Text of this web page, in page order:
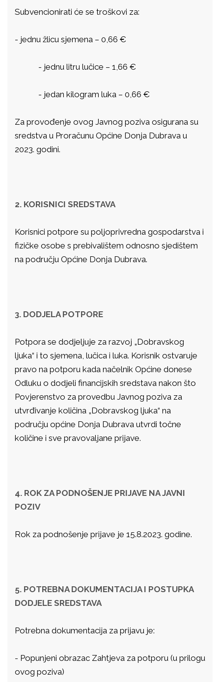
Subvencionirati će se troškovi za:
- jednu žlicu sjemena – 0,66 €
- jednu litru lučice – 1,66 €
- jedan kilogram luka – 0,66 €
Za provođenje ovog Javnog poziva osigurana su
sredstva u Proračunu Općine Donja Dubrava u
2023. godini.
2. KORISNICI SREDSTAVA
Korisnici potpore su poljoprivredna gospodarstva i
fizičke osobe s prebivalištem odnosno sjedištem
na području Općine Donja Dubrava.
3. DODJELA POTPORE
Potpora se dodjeljuje za razvoj „Dobravskog
ljuka“ i to sjemena, lučica i luka. Korisnik ostvaruje
pravo na potporu kada načelnik Općine donese
Odluku o dodjeli financijskih sredstava nakon što
Povjerenstvo za provedbu Javnog poziva za
utvrđivanje količina „Dobravskog ljuka“ na
području općine Donja Dubrava utvrdi točne
količine i sve pravovaljane prijave.
4. ROK ZA PODNOŠENJE PRIJAVE NA JAVNI
POZIV
Rok za podnošenje prijave je 15.8.2023. godine.
5. POTREBNA DOKUMENTACIJA I POSTUPKA
DODJELE SREDSTAVA
Potrebna dokumentacija za prijavu je:
- Popunjeni obrazac Zahtjeva za potporu (u prilogu
ovog poziva)